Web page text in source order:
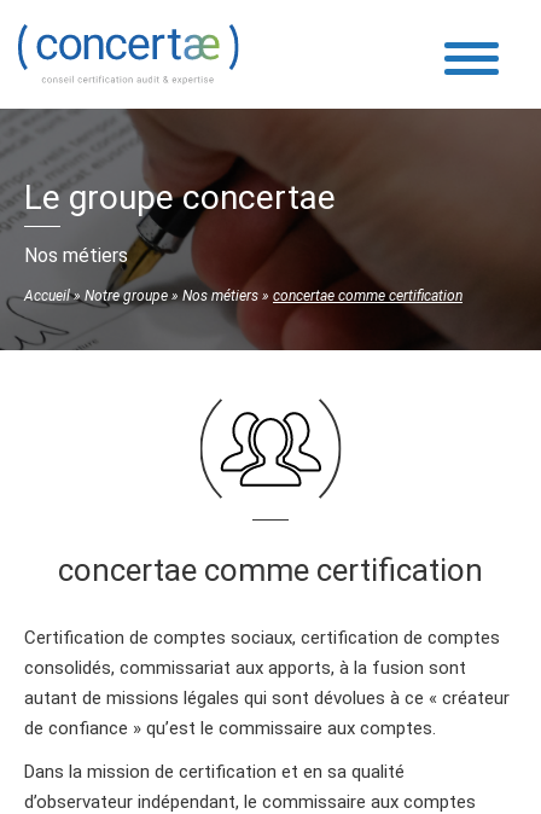
Le groupe concertae
Nos métiers
Accueil»Notre groupe » Nos métiers » concertae comme certification
concertae comme certification
Certification de comptes sociaux, certification de comptes
consolidés, commissariat aux apports, à la fusion sont
autant de missions légales qui sont dévolues à ce « créateur
de confiance » qu’est le commissaire aux comptes.
Dans la mission de certification et en sa qualité
d’observateur indépendant, le commissaire aux comptes